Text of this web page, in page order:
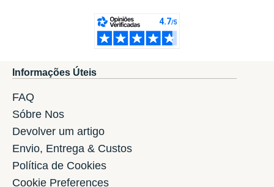
Informações Úteis
FAQ
Sóbre Nos
Devolver um artigo
Envio, Entrega & Custos
Política de Cookies
Cookie Preferences